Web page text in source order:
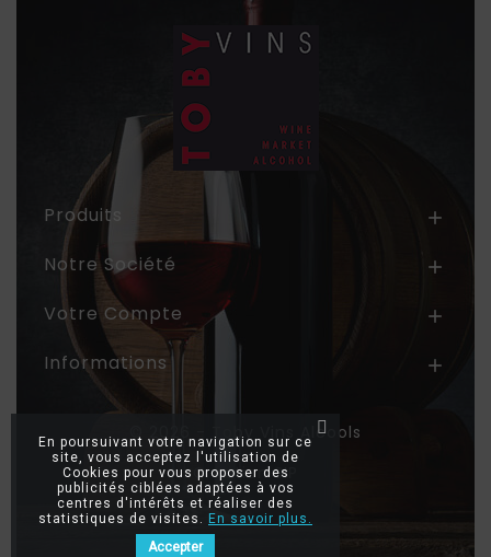
Produits 
Notre Société 
Votre Compte 
Informations 
© 2026 - Toby Vins Alcools
Création SIP
En poursuivant votre navigation sur ce
site, vous acceptez l'utilisation de
Cookies pour vous proposer des
publicités ciblées adaptées à vos
centres d'intérêts et réaliser des
statistiques de visites. En savoir plus.
Accepter